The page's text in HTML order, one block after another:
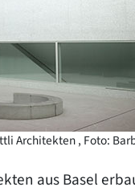
Architekten , Foto:
aus Basel